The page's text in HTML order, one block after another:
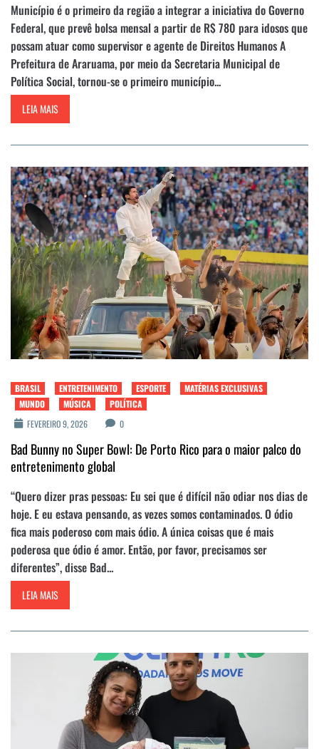
Município é o primeiro da região a integrar a iniciativa do Governo
Federal, que prevê bolsa mensal a partir de R$ 780 para idosos que
possam atuar como supervisor e agente de Direitos Humanos A
Prefeitura de Araruama, por meio da Secretaria Municipal de
Política Social, tornou-se o primeiro município...
LEIA MAIS
BRASIL ENTRETENIMENTO ESPORTE
MATÉRIAS EXCLUSIVAS
MUNDO
MÚSICA
POLÍTICA
FEVEREIRO 9, 2026
0
Bad Bunny no Super Bowl: De Porto Rico para o maior palco do
entretenimento global
“Quero dizer pras pessoas: Eu sei que é difícil não odiar nos dias de
hoje. E eu estava pensando, as vezes somos contaminados. O ódio
fica mais poderoso com mais ódio. A única coisas que é mais
poderosa que ódio é amor. Então, por favor, precisamos ser
diferentes”, disse Bad...
LEIA MAIS